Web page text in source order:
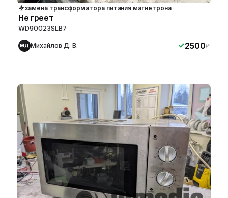
замена трансформатора питания магнетрона
Не греет
WD90023SLB7
МД Михайлов Д. В. 2500₽